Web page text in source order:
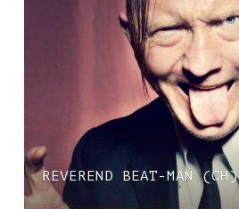
REVEREND BEAT-MAN (CH)